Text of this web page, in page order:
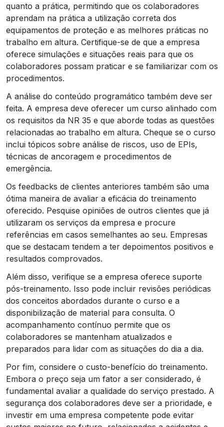
quanto a prática, permitindo que os colaboradores
aprendam na prática a utilização correta dos
equipamentos de proteção e as melhores práticas no
trabalho em altura. Certifique-se de que a empresa
oferece simulações e situações reais para que os
colaboradores possam praticar e se familiarizar com os
procedimentos.
A análise do conteúdo programático também deve ser
feita. A empresa deve oferecer um curso alinhado com
os requisitos da NR 35 e que aborde todas as questões
relacionadas ao trabalho em altura. Cheque se o curso
inclui tópicos sobre análise de riscos, uso de EPIs,
técnicas de ancoragem e procedimentos de
emergência.
Os feedbacks de clientes anteriores também são uma
ótima maneira de avaliar a eficácia do treinamento
oferecido. Pesquise opiniões de outros clientes que já
utilizaram os serviços da empresa e procure
referências em casos semelhantes ao seu. Empresas
que se destacam tendem a ter depoimentos positivos e
resultados comprovados.
Além disso, verifique se a empresa oferece suporte
pós-treinamento. Isso pode incluir revisões periódicas
dos conceitos abordados durante o curso e a
disponibilização de material para consulta. O
acompanhamento contínuo permite que os
colaboradores se mantenham atualizados e
preparados para lidar com as situações do dia a dia.
Por fim, considere o custo-benefício do treinamento.
Embora o preço seja um fator a ser considerado, é
fundamental avaliar a qualidade do serviço prestado. A
segurança dos colaboradores deve ser a prioridade, e
investir em uma empresa competente pode evitar